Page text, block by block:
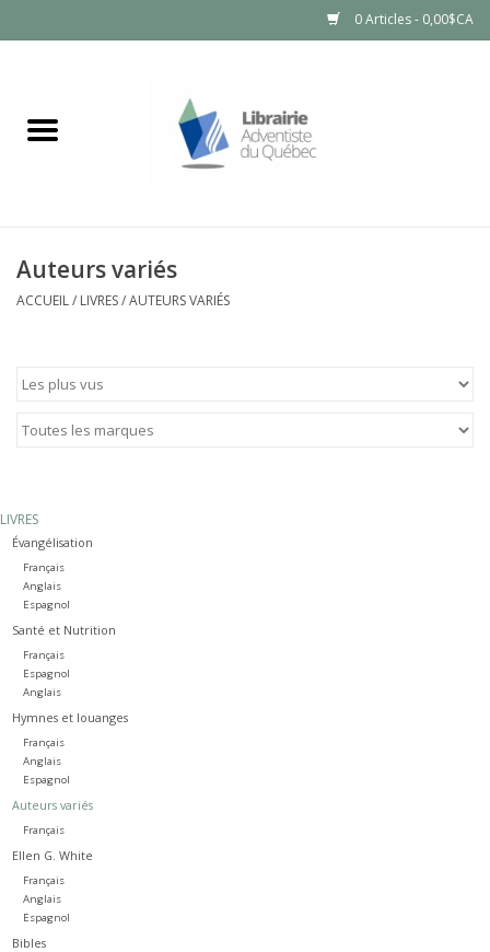
0 Articles - 0,00$CA
Auteurs variés
ACCUEIL/ LIVRES/AUTEURS VARIÉS
LIVRES
Évangélisation
Français
Anglais
Espagnol
Santé et Nutrition
Français
Espagnol
Anglais
Hymnes et louanges
Français
Anglais
Espagnol
Auteurs variés
Français
Ellen G. White
Français
Anglais
Espagnol
Bibles